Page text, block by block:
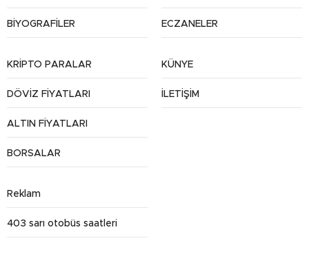
BİYOGRAFİLER ECZANELER
KRİPTO PARALAR
DÖVİZ FİYATLARI
ALTIN FİYATLARI
BORSALAR
KÜNYE
İLETİŞİM
Reklam
403 sarı otobüs saatleri